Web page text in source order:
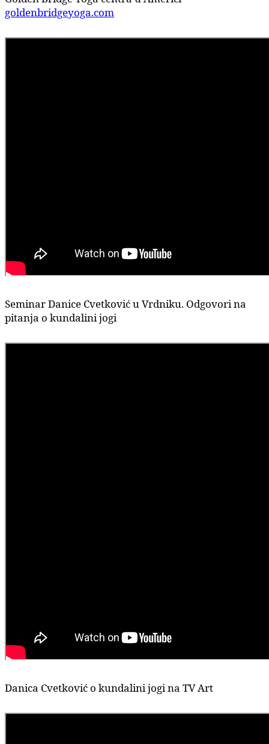
goldenbridgeyoga.com
Seminar Danice Cvetković u Vrdniku. Odgovori na
pitanja o kundalini jogi
Danica Cvetković o kundalini jogi na TV Art